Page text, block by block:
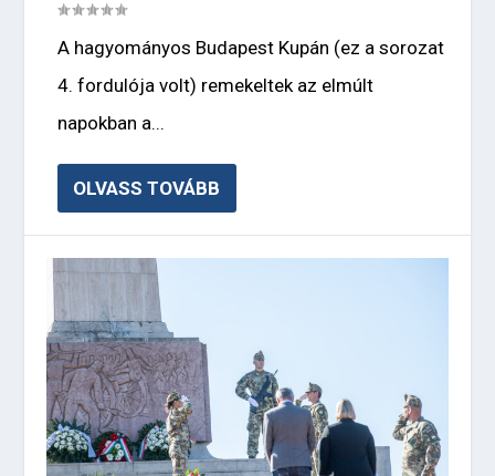
A hagyományos Budapest Kupán (ez a sorozat
4. fordulója volt) remekeltek az elmúlt
napokban a...
OLVASS TOVÁBB